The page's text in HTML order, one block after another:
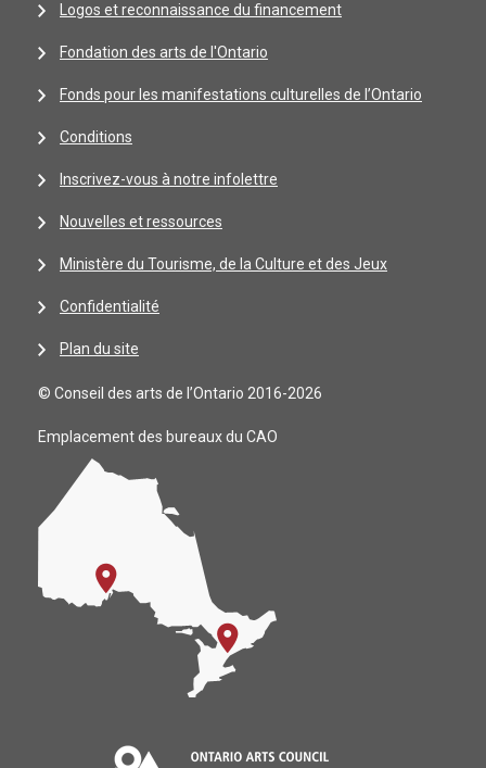
Logos et reconnaissance du financement
Fondation des arts de l'Ontario
Fonds pour les manifestations culturelles de l’Ontario
Conditions
Inscrivez-vous à notre infolettre
Nouvelles et ressources
Ministère du Tourisme, de la Culture et des Jeux
Confidentialité
Plan du site
© Conseil des arts de l’Ontario 2016-2026
Emplacement des bureaux du CAO